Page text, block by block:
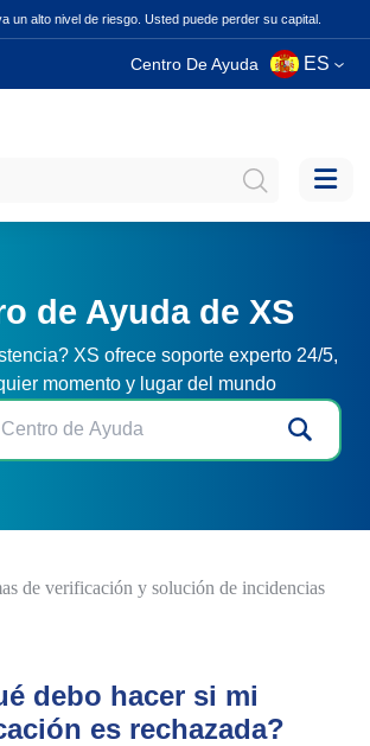
un alto nivel de riesgo. Usted puede perder su capital.
Centro De Ayuda ES
de Ayuda de XS
XS ofrece soporte experto 24/5,
momento y lugar del mundo
de verificación y solución de incidencias
debo hacer si mi
es rechazada?